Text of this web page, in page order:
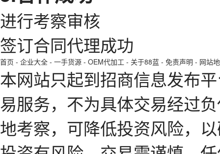
进行考察审核
签订合同代理成功
首页 - 企业大全 - 一手货源 - OEM代加工 - 关于88蓝 - 免责声明 - 网站
本网站只起到招商信息发布
易服务，不为具体交易经过
地考察，可降低投资风险，